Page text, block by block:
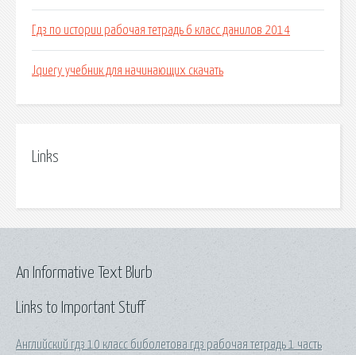
Гдз по истории рабочая тетрадь 6 класс данилов 2014
Jquery учебник для начинающих скачать
Links
Links to Important Stuff
Английский гдз 10 класс биболетова гдз рабочая тетрадь 1 часть
An Informative Text Blurb